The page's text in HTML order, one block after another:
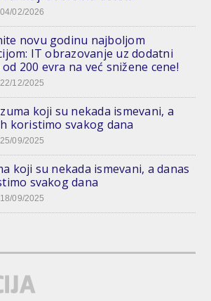
02/2026
novu godinu najboljom
IT obrazovanje uz dodatni
200 evra na već snižene cene!
12/2025
koji su nekada ismevani, a
koristimo svakog dana
09/2025
koji su nekada ismevani, a danas
svakog dana
09/2025